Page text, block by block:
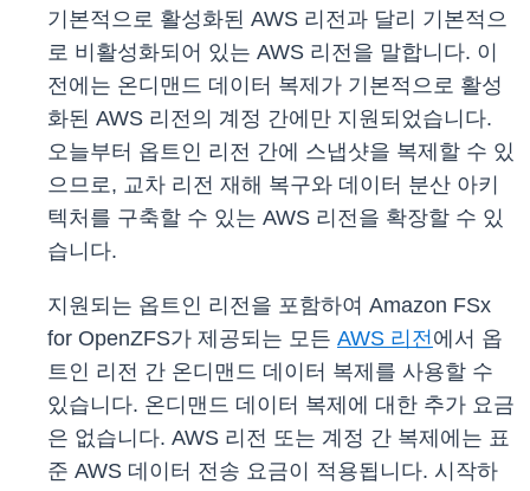
기본적으로 활성화된 AWS 리전과 달리 기본적으
로 비활성화되어 있는 AWS 리전을 말합니다. 이
전에는 온디맨드 데이터 복제가 기본적으로 활성
화된 AWS 리전의 계정 간에만 지원되었습니다.
오늘부터 옵트인 리전 간에 스냅샷을 복제할 수 있
으므로, 교차 리전 재해 복구와 데이터 분산 아키
텍처를 구축할 수 있는 AWS 리전을 확장할 수 있
습니다.
지원되는 옵트인 리전을 포함하여 Amazon FSx
for OpenZFS가 제공되는 모든 AWS 리전에서 옵
트인 리전 간 온디맨드 데이터 복제를 사용할 수
있습니다. 온디맨드 데이터 복제에 대한 추가 요금
은 없습니다. AWS 리전 또는 계정 간 복제에는 표
준 AWS 데이터 전송 요금이 적용됩니다. 시작하